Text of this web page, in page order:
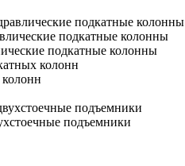
подкатные колонны
подкатные колонны
подкатные колонны
колонн
подъемники
подъемники